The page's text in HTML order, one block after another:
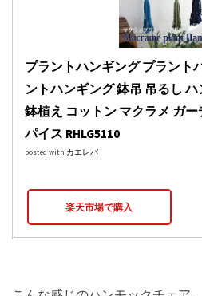
プラントハンギング プラント
ントハンギング 鉢吊 吊るし
鉢植え コットン マクラメ ガ
パイス RHLG5110
posted with カエレバ
楽天市場で購入